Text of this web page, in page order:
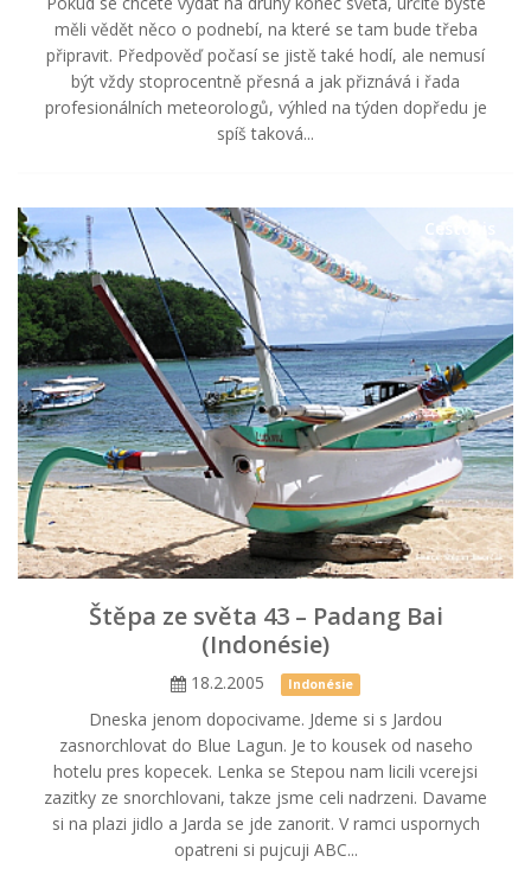
měli vědět něco o podnebí, na které se tam bude třeba
připravit. Předpověď počasí se jistě také hodí, ale nemusí
být vždy stoprocentně přesná a jak přiznává i řada
profesionálních meteorologů, výhled na týden dopředu je
spíš taková...
Cestopis
Štěpa ze světa 43 – Padang Bai
(Indonésie)
18.2.2005 Indonésie
Dneska jenom dopocivame. Jdeme si s Jardou
zasnorchlovat do Blue Lagun. Je to kousek od naseho
hotelu pres kopecek. Lenka se Stepou nam licili vcerejsi
zazitky ze snorchlovani, takze jsme celi nadrzeni. Davame
si na plazi jidlo a Jarda se jde zanorit. V ramci uspornych
opatreni si pujcuji ABC...